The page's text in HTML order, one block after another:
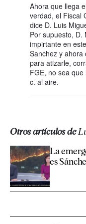
Ahora que llega
verdad, el Fiscal
dice D. Luis
Por supuesto, D.
impirtante en
Sanchez y ahora
para atizarle,
FGE, no sea
c. al aire.
Otros artículos de
La
es